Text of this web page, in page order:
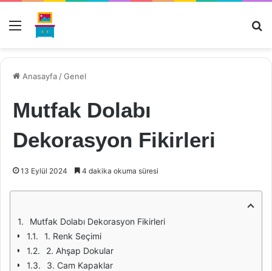
Menü
Anasayfa /Genel
Mutfak Dolabı
Dekorasyon Fikirleri
13 Eylül 2024 4 dakika okuma süresi
Mutfak Dolabı Dekorasyon Fikirleri
1. Renk Seçimi
2. Ahşap Dokular
3. Cam Kapaklar